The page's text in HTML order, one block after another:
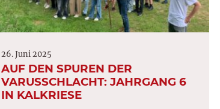
26. Juni 2025
AUF DEN SPUREN DER
VARUSSCHLACHT: JAHRGANG 6
IN KALKRIESE